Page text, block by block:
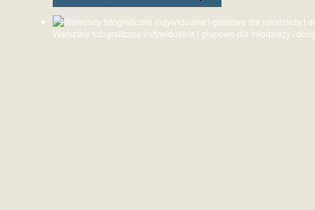
Warsztaty fotograficzne indywidualne i grupowe dla młodzieży i